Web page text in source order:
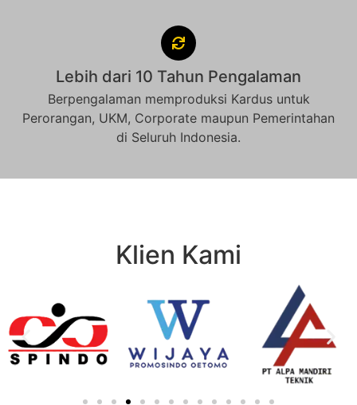
Lebih dari 10 Tahun Pengalaman
Berpengalaman memproduksi Kardus untuk
Perorangan, UKM, Corporate maupun Pemerintahan
di Seluruh Indonesia.
Klien Kami